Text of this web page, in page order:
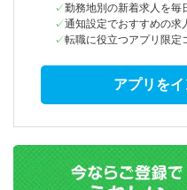
勤務地別の新着求人を毎
通知設定でおすすめの求
転職に役立つアプリ限定
アプリを